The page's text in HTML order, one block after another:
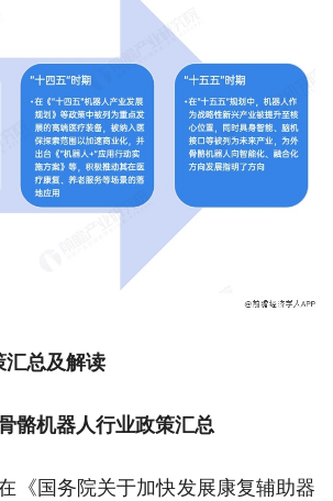
汇总及解读
机器人行业政策汇总
《国务院关于加快发展康复辅助器